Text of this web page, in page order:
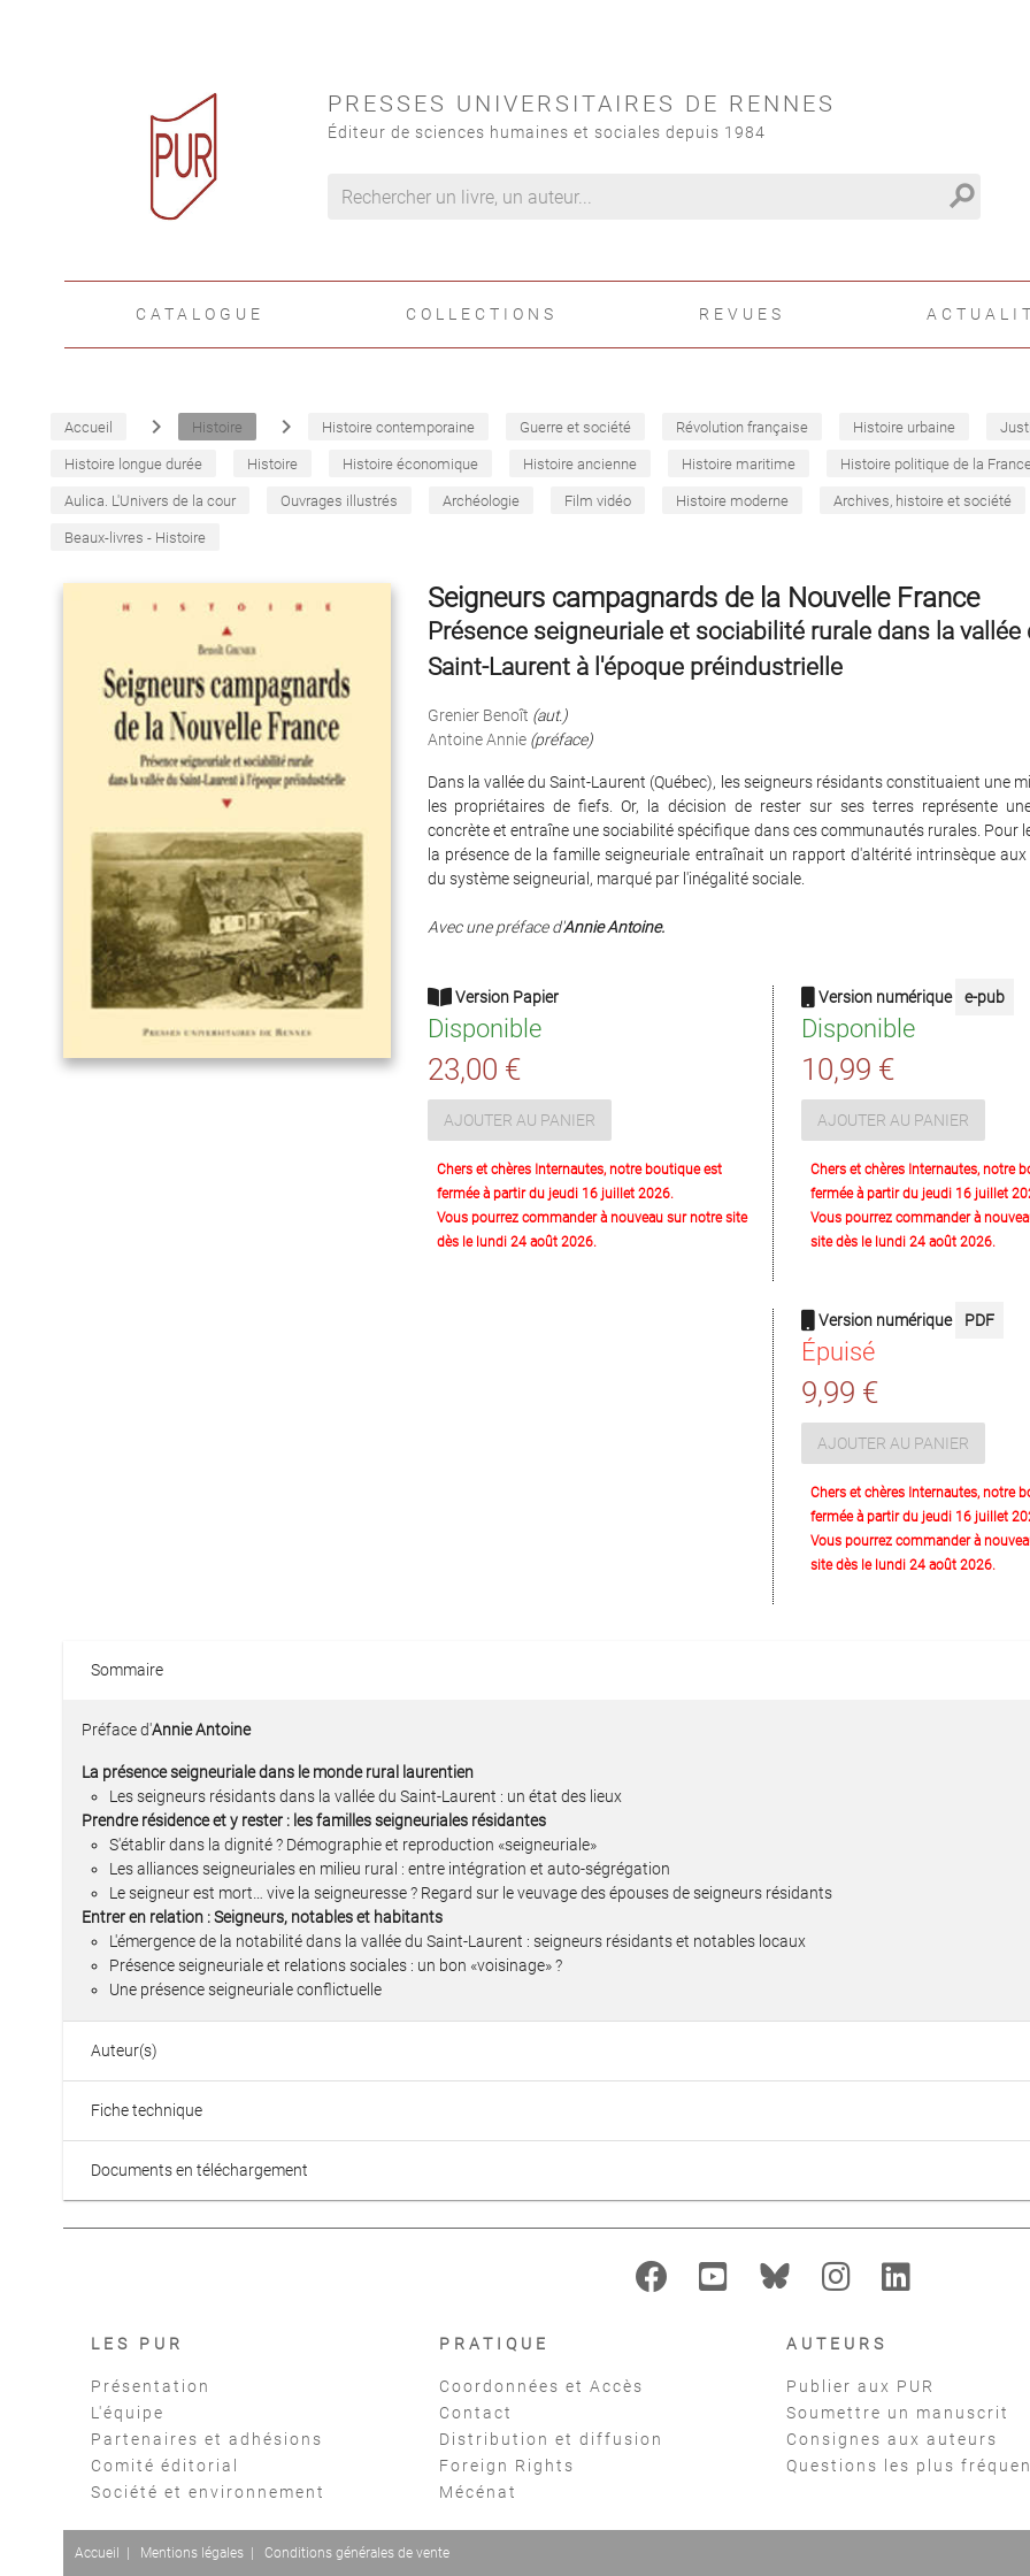
PRESSES UNIVERSITAIRES DE RENNES
Éditeur de sciences humaines et sociales depuis 1984
search
CATALOGUE COLLECTIONS REVUES
Accueil navigate_next Histoire navigate_next Histoire contemporaine Guerre et société Révolution française Histoire urbaine
Histoire longue durée Histoire Histoire économique Histoire ancienne Histoire maritime Histoire politique de la
Aulica. L'Univers de la cour Ouvrages illustrés Archéologie Film vidéo Histoire moderne Archives, histoire et société
Beaux-livres - Histoire
Seigneurs campagnards de la Nouvelle France
Présence seigneuriale et sociabilité rurale dans la vallée
Saint-Laurent à l'époque préindustrielle
Grenier Benoît (aut.)
Antoine Annie (préface)
Dans la vallée du Saint-Laurent (Québec), les seigneurs résidants constituaient une
les propriétaires de fiefs. Or, la décision de rester sur ses terres représente
concrète et entraîne une sociabilité spécifique dans ces communautés rurales. Pour
la présence de la famille seigneuriale entraînait un rapport d'altérité intrinsèque
du système seigneurial, marqué par l'inégalité sociale.
Avec une préface d'Annie Antoine.
Version Papier
Disponible
23,00 €
AJOUTER AU PANIER
Chers et chères Internautes, notre boutique est
fermée à partir du jeudi 16 juillet 2026.
Vous pourrez commander à nouveau sur notre site
dès le lundi 24 août 2026.
Version numérique e-pub
Disponible
10,99 €
AJOUTER AU PANIER
Chers et chères Internautes, notre
fermée à partir du jeudi 16 juillet
Vous pourrez commander à
site dès le lundi 24 août 2026.
Version numérique PDF
Épuisé
9,99 €
AJOUTER AU PANIER
Chers et chères Internautes, notre
fermée à partir du jeudi 16 juillet
Vous pourrez commander à
site dès le lundi 24 août 2026.
Sommaire
Préface d'Annie Antoine
La présence seigneuriale dans le monde rural laurentien
Les seigneurs résidants dans la vallée du Saint-Laurent : un état des lieux
Prendre résidence et y rester : les familles seigneuriales résidantes
S'établir dans la dignité ? Démographie et reproduction «seigneuriale»
Les alliances seigneuriales en milieu rural : entre intégration et auto-ségrégation
Le seigneur est mort… vive la seigneuresse ? Regard sur le veuvage des épouses de seigneurs résidants
Entrer en relation : Seigneurs, notables et habitants
L'émergence de la notabilité dans la vallée du Saint-Laurent : seigneurs résidants et notables locaux
Présence seigneuriale et relations sociales : un bon «voisinage» ?
Une présence seigneuriale conflictuelle
Auteur(s)
Fiche technique
Documents en téléchargement
LES PUR
Présentation
L'équipe
Partenaires et adhésions
Comité éditorial
Société et environnement
PRATIQUE
Coordonnées et Accès
Contact
Distribution et diffusion
Foreign Rights
Mécénat
AUTEURS
Publier aux PUR
Soumettre un manuscrit
Consignes aux auteurs
Questions les plus
Accueil Mentions légales Conditions générales de vente